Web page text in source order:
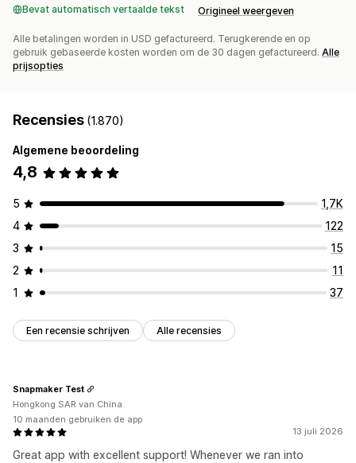
Bevat automatisch vertaalde tekst Origineel weergeven
Alle betalingen worden in USD gefactureerd. Terugkerende en op
gebruik gebaseerde kosten worden om de 30 dagen gefactureerd. Alle
prijsopties
Recensies (1.870)
Algemene beoordeling
4,8
5
1,7K
4
122
3
15
2
11
1
37
Een recensie schrijven Alle recensies
13 juli 2026
Great app with excellent support! Whenever we ran into
Snapmaker Test
Hongkong SAR van China
10 maanden gebruiken de app